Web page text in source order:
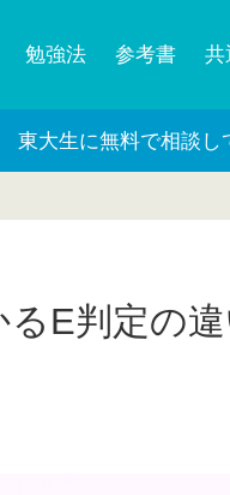
勉強法 参考書 共
東大生に無料で相談し
るE判定の